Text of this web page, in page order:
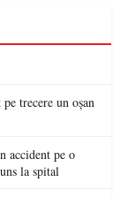
trecere un oșan
accident pe o
la spital